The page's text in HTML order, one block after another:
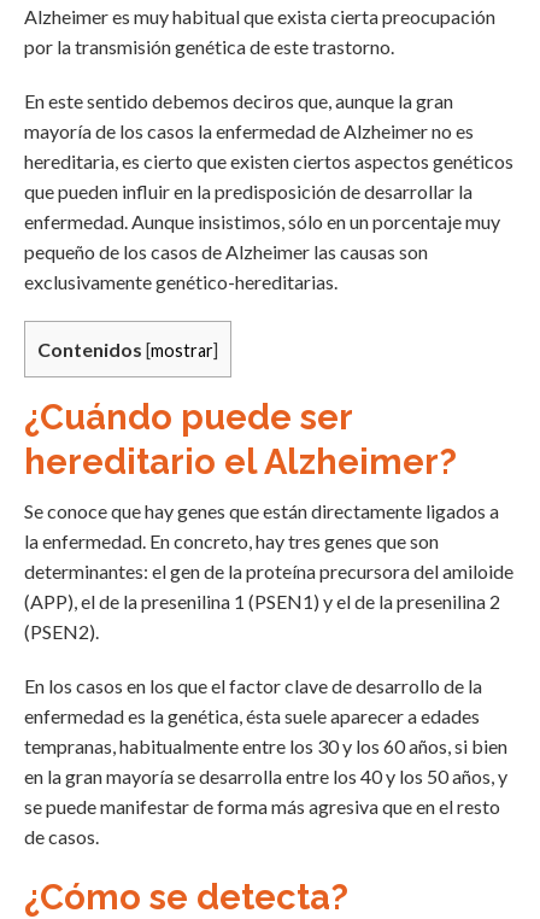
Alzheimer es muy habitual que exista cierta preocupación
por la transmisión genética de este trastorno.
En este sentido debemos deciros que, aunque la gran
mayoría de los casos la enfermedad de Alzheimer no es
hereditaria, es cierto que existen ciertos aspectos genéticos
que pueden influir en la predisposición de desarrollar la
enfermedad. Aunque insistimos, sólo en un porcentaje muy
pequeño de los casos de Alzheimer las causas son
exclusivamente genético-hereditarias.
Contenidos [mostrar]
¿Cuándo puede ser
hereditario el Alzheimer?
Se conoce que hay genes que están directamente ligados a
la enfermedad. En concreto, hay tres genes que son
determinantes: el gen de la proteína precursora del amiloide
(APP), el de la presenilina 1 (PSEN1) y el de la presenilina 2
(PSEN2).
En los casos en los que el factor clave de desarrollo de la
enfermedad es la genética, ésta suele aparecer a edades
tempranas, habitualmente entre los 30 y los 60 años, si bien
en la gran mayoría se desarrolla entre los 40 y los 50 años, y
se puede manifestar de forma más agresiva que en el resto
de casos.
¿Cómo se detecta?